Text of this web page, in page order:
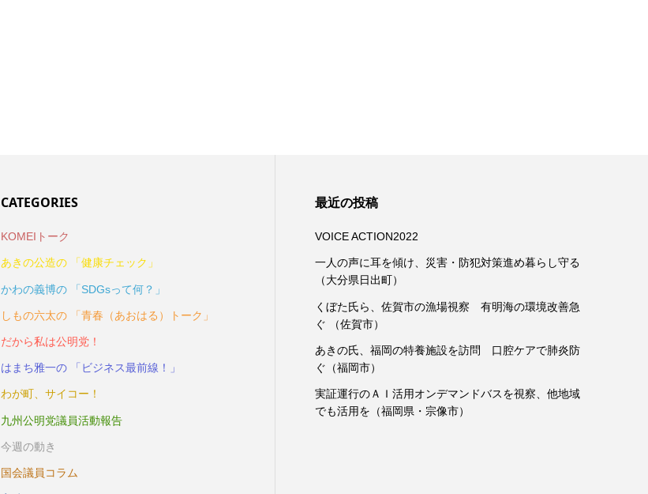
CATEGORIES
KOMEIトーク
あきの公造の 「健康チェック」
かわの義博の 「SDGsって何？」
しもの六太の 「青春（あおはる）トーク」
だから私は公明党！
はまち雅一の 「ビジネス最前線！」
わが町、サイコー！
九州公明党議員活動報告
今週の動き
国会議員コラム
最近の投稿
VOICE ACTION2022
一人の声に耳を傾け、災害・防犯対策進め暮らし守る
（大分県日出町）
くぼた氏ら、佐賀市の漁場視察 有明海の環境改善急
ぐ （佐賀市）
あきの氏、福岡の特養施設を訪問 口腔ケアで肺炎防
ぐ（福岡市）
実証運行のＡＩ活用オンデマンドバスを視察、他地域
でも活用を（福岡県・宗像市）